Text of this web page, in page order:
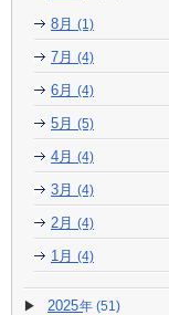
8月 (1)
7月 (4)
6月 (4)
5月 (5)
4月 (4)
3月 (4)
2月 (4)
1月 (4)
2025 (51)